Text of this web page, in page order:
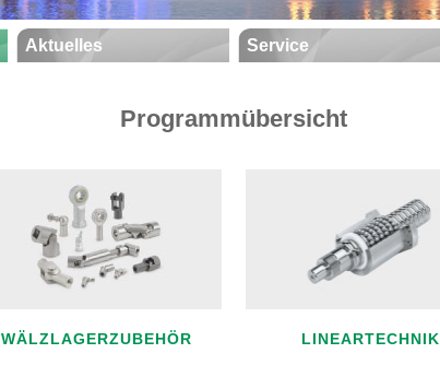
Aktuelles Service
Programmübersicht
WÄLZLAGERZUBEHÖR LINEARTECHNIK